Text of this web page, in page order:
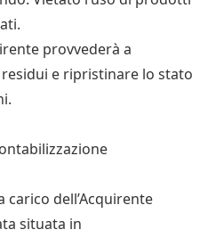
provvederà a
e ripristinare lo stato
carico dell’Acquirente
situata in